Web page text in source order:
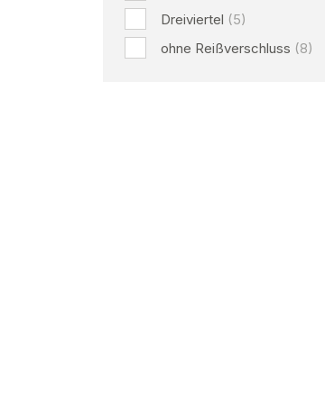
Dreiviertel (5)
ohne Reißverschluss (8)